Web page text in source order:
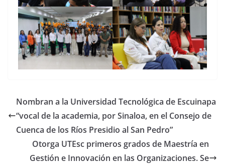
Nombran a la Universidad Tecnológica de Escuinapa
“vocal de la academia, por Sinaloa, en el Consejo de
Cuenca de los Ríos Presidio al San Pedro”
Otorga UTEsc primeros grados de Maestría en
Gestión e Innovación en las Organizaciones. Se